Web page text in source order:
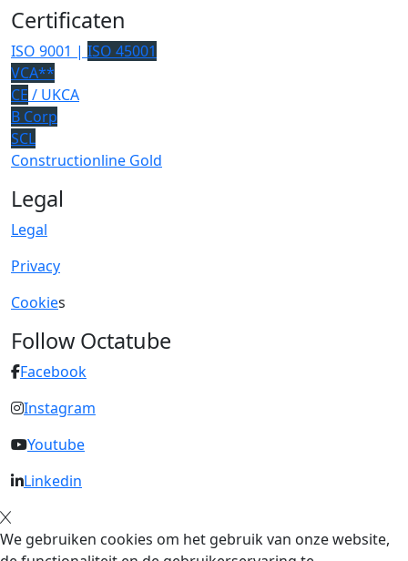
Certificaten
ISO 9001 | ISO 45001
VCA**
CE / UKCA
B Corp
SCL
Constructionline Gold
Legal
Legal
Privacy
Cookies
Follow Octatube
Facebook
Instagram
Youtube
Linkedin
We gebruiken cookies om het gebruik van onze website,